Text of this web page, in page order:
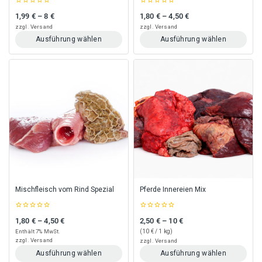
out
of
1,99 € –8 €Preisspanne: 1,99 € bis 8 €
zzgl. Versand
Ausführung wählen
Dieses
Die
Optionen
können
auf
gewählt
out
of
1,80 € –4,50€Preisspanne: 1,80 € bis 4,50 €
zzgl. Versand
Ausführung wählen
Dieses
Varianten
auf.
Die
Optionen
können
auf
gewählt
Mischfleisch vom Rind Spezial
out
of
1,80 € –4,50€Preisspanne: 1,80 € bis 4,50 €
Enthält 7% MwSt.
zzgl. Versand
Ausführung wählen
Pferde Innereien Mix
out
of
5
2,50 € – 10 €Preisspanne: 2,50 € bis 10 €
(10 €/ 1 kg)
zzgl. Versand
Ausführung wählen